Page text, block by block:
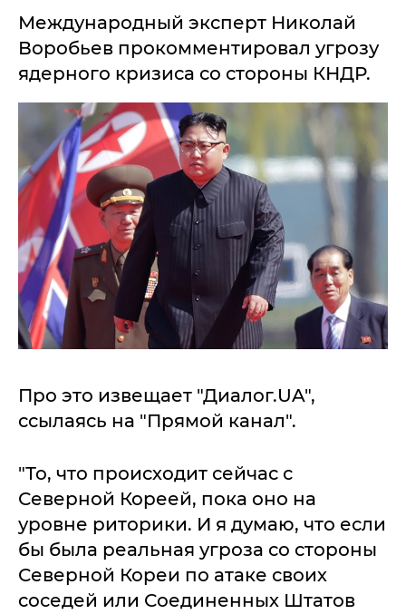
Международный эксперт Николай
Воробьев прокомментировал угрозу
ядерного кризиса со стороны КНДР.
Про это извещает "Диалог.UA",
ссылаясь на "Прямой канал".
"То, что происходит сейчас с
Северной Кореей, пока оно на
уровне риторики. И я думаю, что если
бы была реальная угроза со стороны
Северной Кореи по атаке своих
соседей или Соединенных Штатов